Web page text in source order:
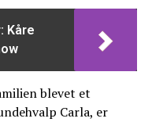
Kåre
blevet et
Carla, er